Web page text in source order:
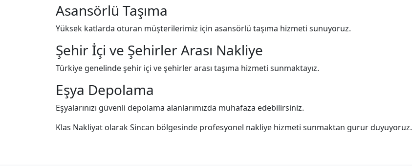
Asansörlü Taşıma
Yüksek katlarda oturan müşterilerimiz için asansörlü taşıma hizmeti sunuyoruz.
Şehir İçi ve Şehirler Arası Nakliye
Türkiye genelinde şehir içi ve şehirler arası taşıma hizmeti sunmaktayız.
Eşya Depolama
Eşyalarınızı güvenli depolama alanlarımızda muhafaza edebilirsiniz.
Klas Nakliyat olarak Sincan bölgesinde profesyonel nakliye hizmeti sunmaktan gurur duyuyoruz.